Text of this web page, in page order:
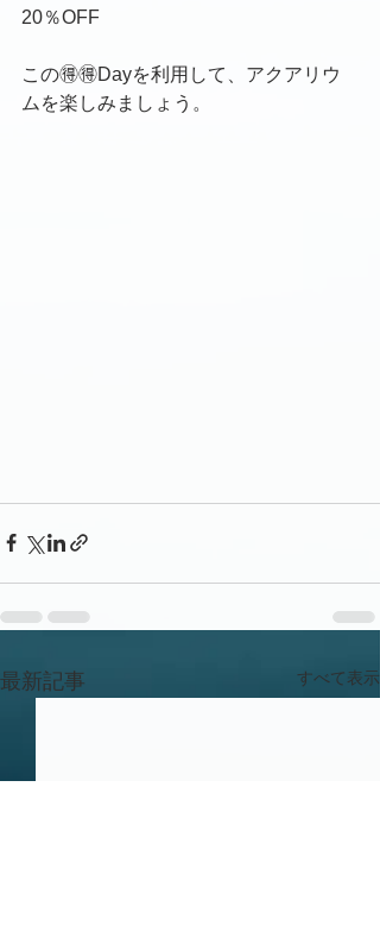
20％OFF
この🉐🉐Dayを利用して、アクアリウ
ムを楽しみましょう。
最新記事 すべて表示